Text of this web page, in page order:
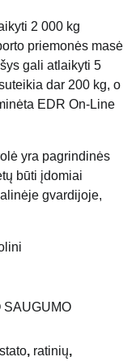
2 000 kg
priemonės masė
gali atlaikyti 5
dar 200 kg, o
EDR On-Line
yra pagrindinės
būti įdomiai
gvardijoje,
SAUGUMO
, ratinių,